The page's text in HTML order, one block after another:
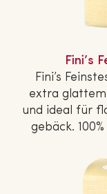
Fini’s
Fini’s
extra
und ideal für
ge­bäck.